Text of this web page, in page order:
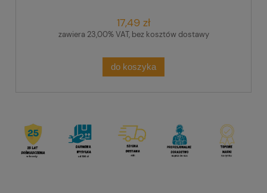
17,49 zł
zawiera 23,00% VAT, bez kosztów dostawy
do koszyka